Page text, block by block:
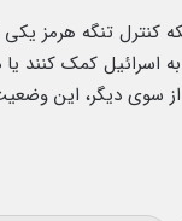
کنترل تنگه هرمز یکی
اسرائیل کمک کنند
سوی دیگر، این